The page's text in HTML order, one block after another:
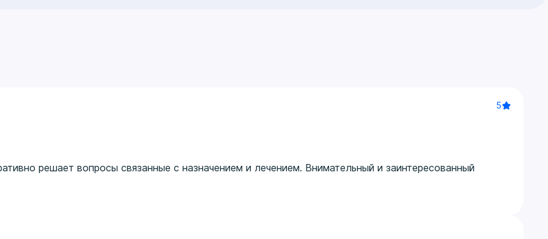
5
решает вопросы связанные с назначением и лечением. Внимательный и заинтересованный